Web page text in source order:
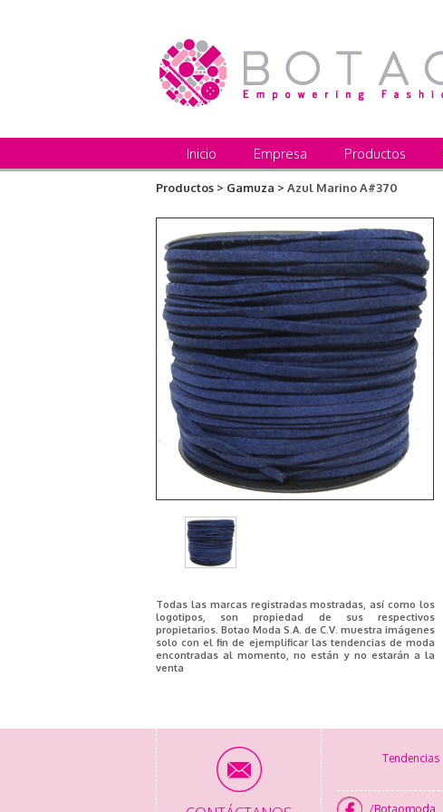
Inicio Empresa Productos
Productos > Gamuza > Azul Marino A#370
Todas las marcas registradas mostradas, así como los
logotipos, son propiedad de sus respectivos
propietarios. Botao Moda S.A. de C.V. muestra imágenes
solo con el fin de ejemplificar las tendencias de moda
encontradas al momento, no están y no estarán a la
venta
Tendencias
/Botaomoda